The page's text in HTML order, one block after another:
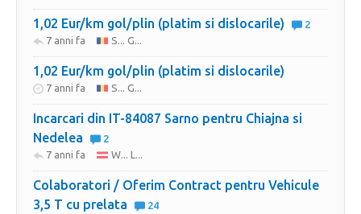
1,02 Eur/km gol/plin (platim si dislocarile)
2
7 anni fa
S... G...
1,02 Eur/km gol/plin (platim si dislocarile)
7 anni fa S... G...
Incarcari din IT-84087 Sarno pentru Chiajna si
Nedelea
2
7 anni fa
W... L...
Colaboratori / Oferim Contract pentru Vehicule
3,5 T cu prelata
24